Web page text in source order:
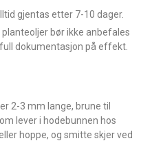
gjentas etter 7-10 dager.
bør ikke anbefales
dokumentasjon på effekt.
2-3 mm lange, brune til
lever i hodebunnen hos
hoppe, og smitte skjer ved